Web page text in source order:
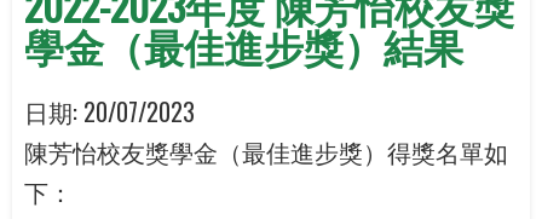
學金（最佳進步獎）結果
日期: 20/07/2023
陳芳怡校友獎學金（最佳進步獎）得獎名單如
下：